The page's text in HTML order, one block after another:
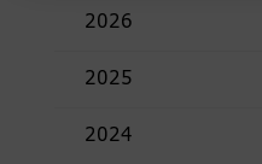
2026
2025
2024